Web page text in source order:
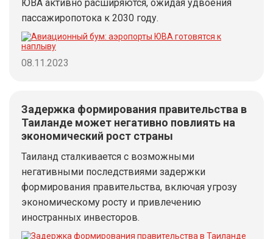
ЮВА активно расширяются, ожидая удвоения
пассажиропотока к 2030 году.
08.11.2023
Задержка формирования правительства в
Таиланде может негативно повлиять на
экономический рост страны
Таиланд сталкивается с возможными
негативными последствиями задержки
формирования правительства, включая угрозу
экономическому росту и привлечению
иностранных инвесторов.